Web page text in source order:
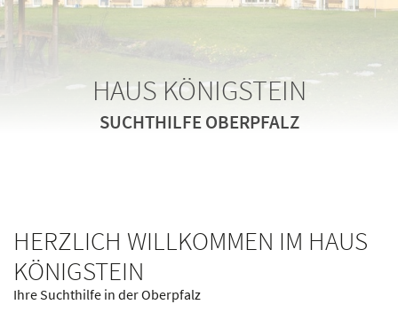
HAUS KÖNIGSTEIN
SUCHTHILFE OBERPFALZ
HAUS KÖNIGSTEIN
SUCHTHILFE OBERPFALZ
HAUS KÖNIGSTEIN
SUCHTHILFE OBERPFALZ
HERZLICH WILLKOMMEN IM HAUS
KÖNIGSTEIN
Ihre Suchthilfe in der Oberpfalz